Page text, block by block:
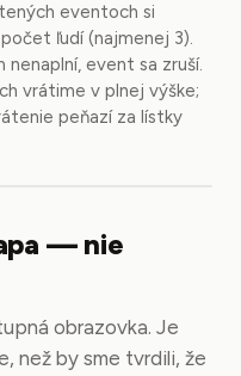
eventoch si
ľudí (najmenej 3).
event sa zruší.
vrátime v plnej výške;
peňazí za lístky
— nie
obrazovka. Je
než by sme tvrdili, že